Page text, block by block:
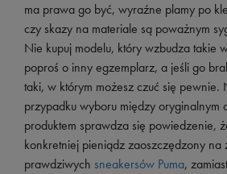
ma prawa go być, wyraźne plamy po
czy skazy na materiale są poważnym
Nie kupuj modelu, który wzbudza takie
poproś o inny egzemplarz, a jeśli go
taki, w którym możesz czuć się
przypadku wyboru między oryginalnym
produktem sprawdza się powiedzenie,
konkretniej pieniądz zaoszczędzony na
prawdziwych sneakersów Puma,